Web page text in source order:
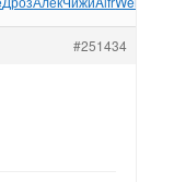
#251434